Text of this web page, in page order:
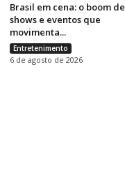
Brasil em cena: o boom de
shows e eventos que
movimenta...
Entretenimento
6 de agosto de 2026